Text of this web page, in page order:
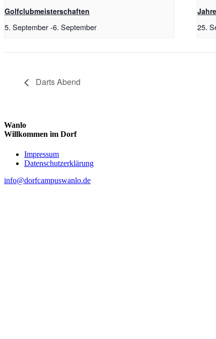
Golfclubmeisterschaften
5. September-6. September 25.
Darts Abend
Wanlo
Willkommen im Dorf
Skip
Impressum
Datenschutzerklärung
info@dorfcampuswanlo.de